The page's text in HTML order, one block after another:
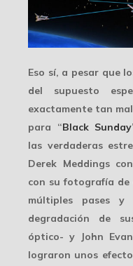
Eso sí, a pesar que
del supuesto
exactamente tan
para “Black Sunday
las verdaderas
Derek Meddingscon
con su fotografía de
múltiples pases y
degradación de
óptico- y John
lograron unos